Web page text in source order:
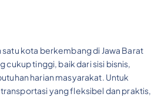
kota berkembang di Jawa Barat
cukup tinggi, baik dari sisi bisnis,
harian masyarakat. Untuk
yang fleksibel dan praktis,